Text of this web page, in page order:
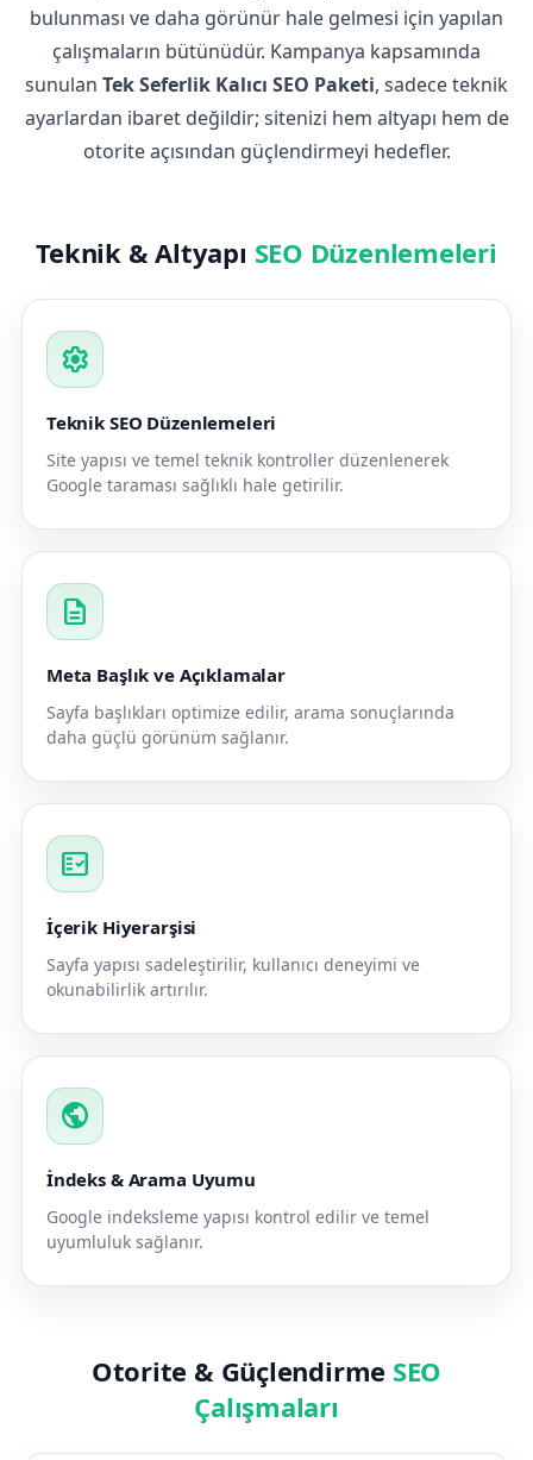
bulunması ve daha görünür hale gelmesi için yapılan
çalışmaların bütünüdür. Kampanya kapsamında
sunulan Tek Seferlik Kalıcı SEO Paketi, sadece teknik
ayarlardan ibaret değildir; sitenizi hem altyapı hem de
otorite açısından güçlendirmeyi hedefler.
Teknik & Altyapı SEO Düzenlemeleri
settings
Teknik SEO Düzenlemeleri
Site yapısı ve temel teknik kontroller düzenlenerek
Google taraması sağlıklı hale getirilir.
description
Meta Başlık ve Açıklamalar
Sayfa başlıkları optimize edilir, arama sonuçlarında
daha güçlü görünüm sağlanır.
fact_check
İçerik Hiyerarşisi
Sayfa yapısı sadeleştirilir, kullanıcı deneyimi ve
okunabilirlik artırılır.
public
İndeks & Arama Uyumu
Google indeksleme yapısı kontrol edilir ve temel
uyumluluk sağlanır.
Otorite & Güçlendirme SEO
Çalışmaları